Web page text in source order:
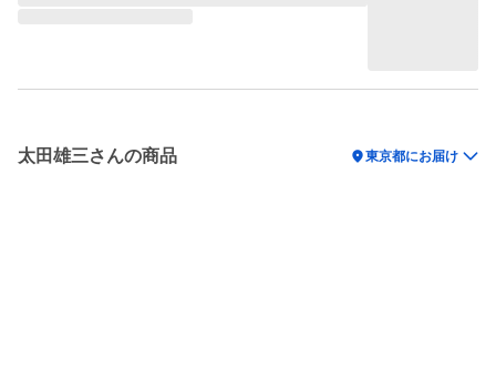
太田雄三さんの商品 location_on東京都にお届け